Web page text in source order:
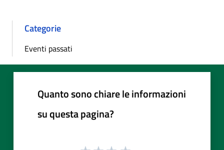
Categorie
Eventi passati
Quanto sono chiare le informazioni
su questa pagina?